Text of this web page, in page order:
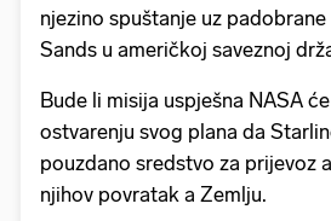
njezino spuštanje uz
Sands u američkoj saveznoj
Bude li misija uspješna NASA
ostvarenju svog plana da
pouzdano sredstvo za prijevoz
njihov povratak a Zemlju.